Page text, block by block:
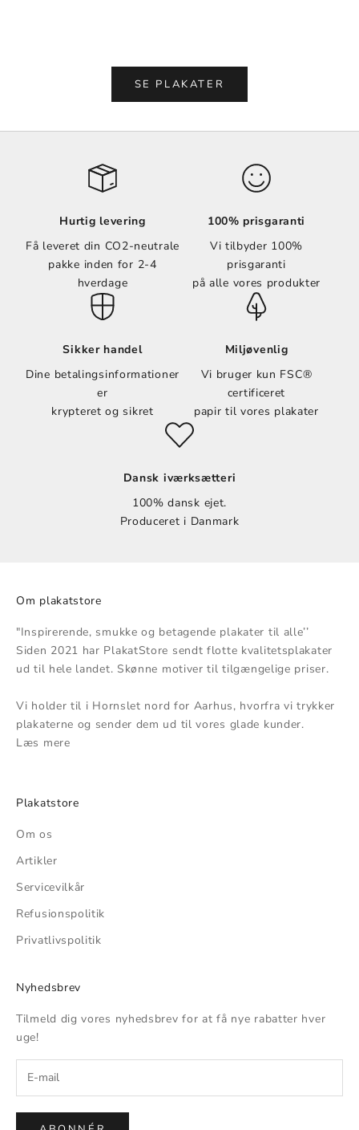
SE PLAKATER
Hurtig levering
Få leveret din CO2-neutrale
pakke inden for 2-4
hverdage
100% prisgaranti
Vi tilbyder 100%
prisgaranti
på alle vores produkter
Sikker handel
Dine betalingsinformationer
er
krypteret og sikret
Miljøvenlig
Vi bruger kun FSC®
certificeret
papir til vores plakater
Dansk iværksætteri
100% dansk ejet.
Produceret i Danmark
Om plakatstore
"Inspirerende, smukke og betagende plakater til alle’’
Siden 2021 har PlakatStore sendt flotte kvalitetsplakater
ud til hele landet. Skønne motiver til tilgængelige priser.
Vi holder til i Hornslet nord for Aarhus, hvorfra vi trykker
plakaterne og sender dem ud til vores glade kunder.
Læs mere
Plakatstore
Om os
Artikler
Servicevilkår
Refusionspolitik
Privatlivspolitik
Nyhedsbrev
Tilmeld dig vores nyhedsbrev for at få nye rabatter hver
uge!